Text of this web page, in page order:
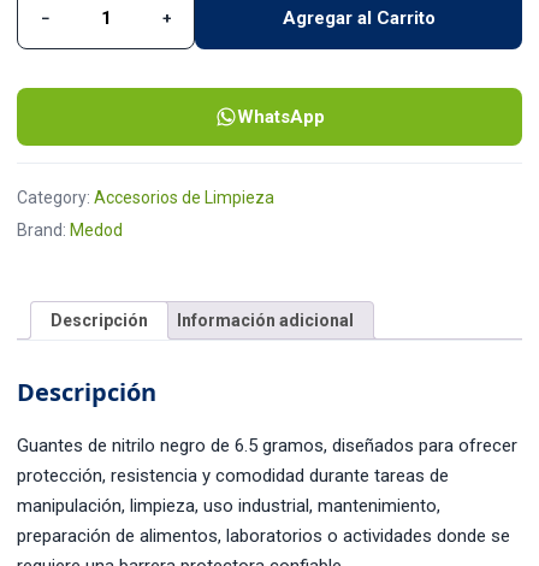
Guantes Nitrilo Negro 6.5 Gramos Medod quantity
− + Agregar al Carrito
WhatsApp
Category: Accesorios de Limpieza
Brand: Medod
Descripción Información adicional
Descripción
Guantes de nitrilo negro de 6.5 gramos, diseñados para ofrecer
protección, resistencia y comodidad durante tareas de
manipulación, limpieza, uso industrial, mantenimiento,
preparación de alimentos, laboratorios o actividades donde se